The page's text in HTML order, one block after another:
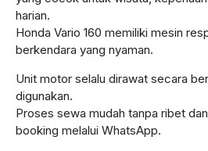
harian.
Honda Vario 160 memiliki mesin
berkendara yang nyaman.
Unit motor selalu dirawat secara
digunakan.
Proses sewa mudah tanpa ribet
booking melalui WhatsApp.